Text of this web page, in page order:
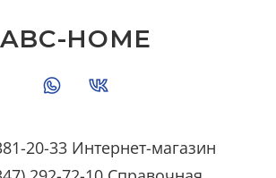
20-33 Интернет-магазин
ABC-HOME